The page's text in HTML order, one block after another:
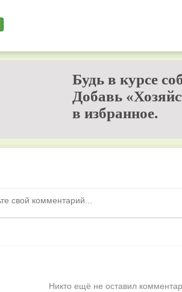
Будь в курсе
Добавь
в избранное.
Никто ещё не оставил